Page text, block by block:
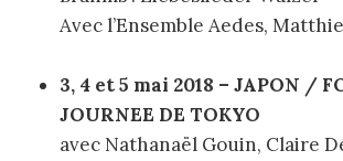
Avec l’Ensemble Aedes,
3, 4 et 5 mai 2018 – JAPON /
JOURNEE DE TOKYO
avec Nathanaël Gouin, Claire